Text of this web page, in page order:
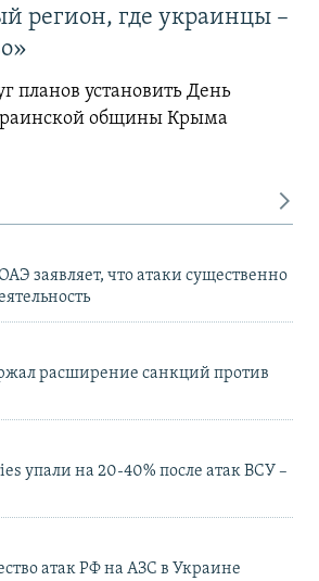
регион, где украинцы –
планов установить День
общины Крыма
заявляет, что атаки существенно
расширение санкций против
упали на 20-40% после атак ВСУ –
атак РФ на АЗС в Украине